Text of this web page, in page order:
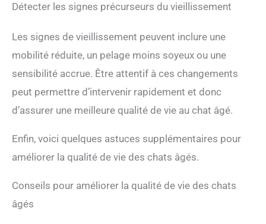
Détecter les signes précurseurs du vieillissement
Les signes de vieillissement peuvent inclure une
mobilité réduite, un pelage moins soyeux ou une
sensibilité accrue. Être attentif à ces changements
peut permettre d’intervenir rapidement et donc
d’assurer une meilleure qualité de vie au chat âgé.
Enfin, voici quelques astuces supplémentaires pour
améliorer la qualité de vie des chats âgés.
Conseils pour améliorer la qualité de vie des chats
âgés